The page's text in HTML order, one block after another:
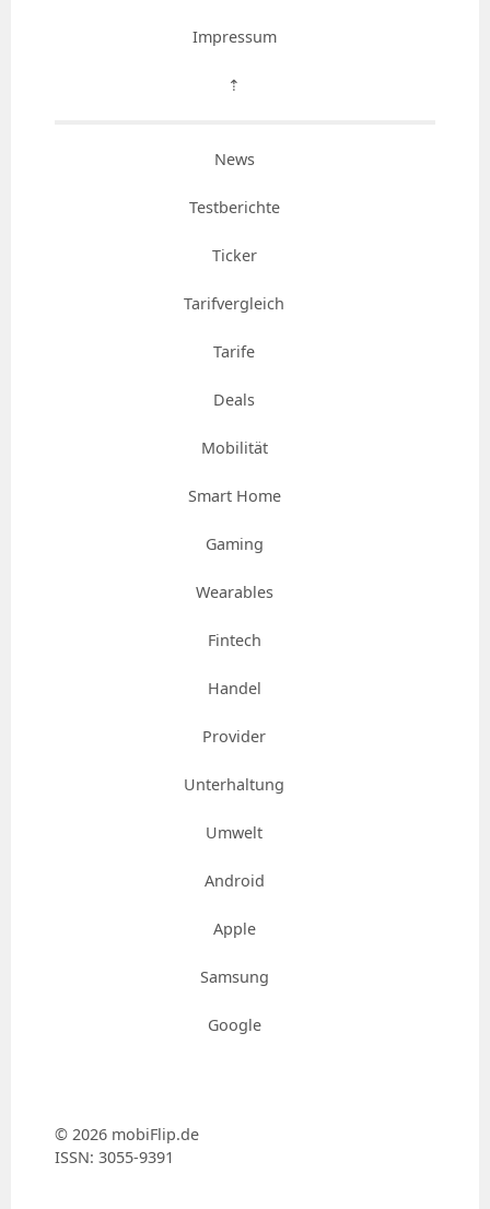
Impressum
⇡
News
Testberichte
Ticker
Tarifvergleich
Tarife
Deals
Mobilität
Smart Home
Gaming
Wearables
Fintech
Handel
Provider
Unterhaltung
Umwelt
Android
Apple
Samsung
Google
© 2026 mobiFlip.de
ISSN: 3055-9391